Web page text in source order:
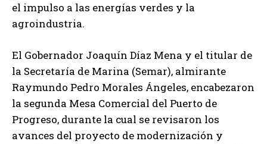
el impulso a las energías verdes y la
agroindustria.
El Gobernador Joaquín Díaz Mena y el titular de
la Secretaría de Marina (Semar), almirante
Raymundo Pedro Morales Ángeles, encabezaron
la segunda Mesa Comercial del Puerto de
Progreso, durante la cual se revisaron los
avances del proyecto de modernización y